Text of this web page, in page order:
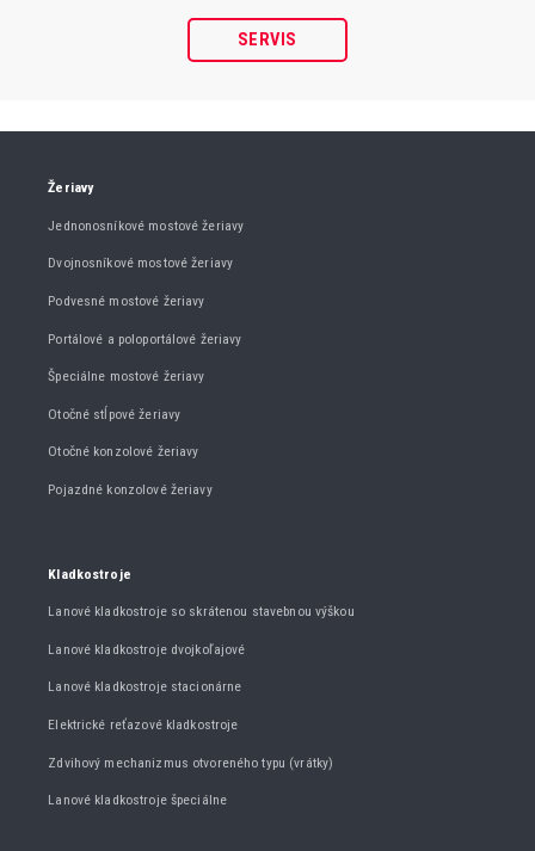
SERVIS
Žeriavy
Jednonosníkové mostové žeriavy
Dvojnosníkové mostové žeriavy
Podvesné mostové žeriavy
Portálové a poloportálové žeriavy
Špeciálne mostové žeriavy
Otočné stĺpové žeriavy
Otočné konzolové žeriavy
Pojazdné konzolové žeriavy
Kladkostroje
Lanové kladkostroje so skrátenou stavebnou výškou
Lanové kladkostroje dvojkoľajové
Lanové kladkostroje stacionárne
Elektrické reťazové kladkostroje
Zdvihový mechanizmus otvoreného typu (vrátky)
Lanové kladkostroje špeciálne